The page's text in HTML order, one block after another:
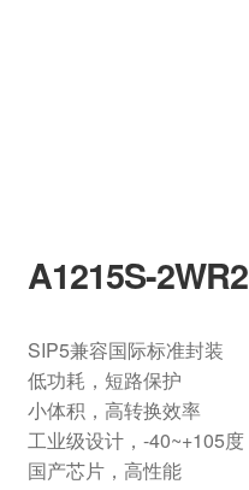
A1215S-2WR2
SIP5兼容国际标准封装
低功耗，短路保护
小体积，高转换效率
工业级设计，-40~+105度
国产芯片，高性能